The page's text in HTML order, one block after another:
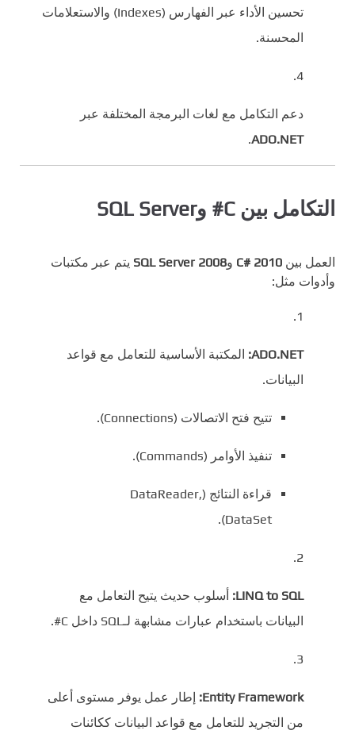
تحسين الأداء عبر الفهارس (Indexes) والاستعلامات
المحسنة.
دعم التكامل مع لغات البرمجة المختلفة عبر
ADO.NET
.
التكامل بين C# وSQL Server
العمل بين C# 2010 وSQL Server 2008 يتم عبر مكتبات
وأدوات مثل:
ADO.NET:
المكتبة الأساسية للتعامل مع قواعد
البيانات.
تتيح فتح الاتصالات (Connections).
تنفيذ الأوامر (Commands).
قراءة النتائج (DataReader,
DataSet).
LINQ to SQL:
أسلوب حديث يتيح التعامل مع
البيانات باستخدام عبارات مشابهة لـSQL داخل C#.
Entity Framework:
إطار عمل يوفر مستوى أعلى
من التجريد للتعامل مع قواعد البيانات ككائنات